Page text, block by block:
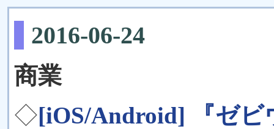
2016-06-24
商業
◇[iOS/Android] 『ゼ